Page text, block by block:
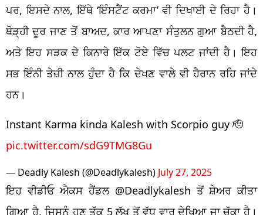
ਪਰ, ਇਸਦੇ ਨਾਲ, ਇੱਥੇ ‘ਇੰਸਟੈਂਟ ਕਰਮਾ’ ਵੀ ਦਿਖਾਈ ਦੇ ਰਿਹਾ ਹੈ।
ਥੋੜ੍ਹੀ ਦੂਰ ਜਾਣ ਤੋਂ ਬਾਅਦ, ਕਾਰ ਆਪਣਾ ਸੰਤੁਲਨ ਗੁਆ ਬੈਠਦੀ ਹੈ,
ਅਤੇ ਇਹ ਸੜਕ ਦੇ ਕਿਨਾਰੇ ਇੱਕ ਟੋਏ ਵਿੱਚ ਪਲਟ ਜਾਂਦੀ ਹੈ। ਇਹ
ਸਭ ਇੰਨੀ ਤੇਜ਼ੀ ਨਾਲ ਹੁੰਦਾ ਹੈ ਕਿ ਦੇਖਣ ਵਾਲੇ ਵੀ ਹੈਰਾਨ ਰਹਿ ਜਾਂਦੇ
ਹਨ।
Instant Karma kinda Kalesh with Scorpio guy 🫡
pic.twitter.com/sdG9TMG8Gu
— Deadly Kalesh (@Deadlykalesh) July 27, 2025
ਇਹ ਵੀਡੀਓ ਐਕਸ ਹੈਂਡਲ @Deadlykalesh ਤੋਂ ਸ਼ੇਅਰ ਕੀਤਾ
ਗਿਆ ਹੈ, ਜਿਸਨੂੰ ਹੁਣ ਤੱਕ 5 ਲੱਖ ਤੋਂ ਵੱਧ ਵਾਰ ਦੇਖਿਆ ਜਾ ਚੁੱਕਾ ਹੈ।